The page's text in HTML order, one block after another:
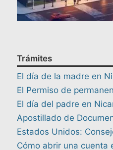
Trámites
El día de la madre en
El Permiso de
El día del padre en
Apostillado de
Estados Unidos:
Cómo abrir una cuenta